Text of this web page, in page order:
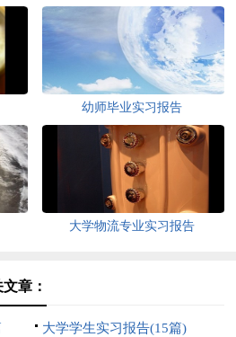
幼师毕业实习报告
大学物流专业实习报告
章：
大学学生实习报告(15篇)